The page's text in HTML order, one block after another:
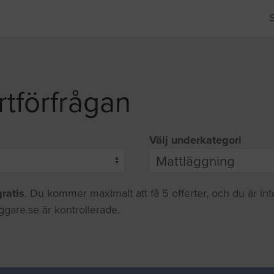
Välj underkategori
. Du kommer maximalt att få 5 offerter, och du är
är kontrollerade.